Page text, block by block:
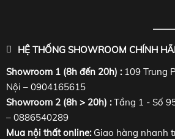
HỆ THỐNG SHOWROOM CHÍNH
Showroom 1 (8h đến 20h) : 109 Trung
Nội – 0904165615
Showroom 2 (8h > 20h) :Tầng 1 - Số
– 0886540289
Mua nội thất online:Giao hàng nhanh